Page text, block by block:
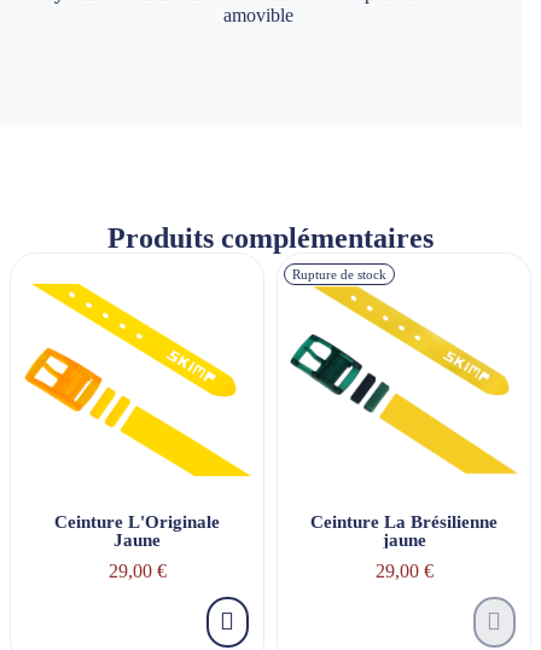
amovible
Produits complémentaires
Ceinture L'Originale
Jaune
29,00 €
Rupture de stock
Ceinture La Brésilienne
jaune
29,00 €